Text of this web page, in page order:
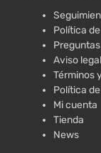
Política
Aviso
Términos
Política
Mi cuenta
Tienda
News